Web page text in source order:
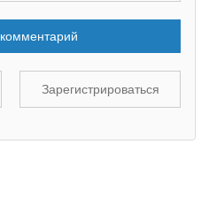
Зарегистрироваться